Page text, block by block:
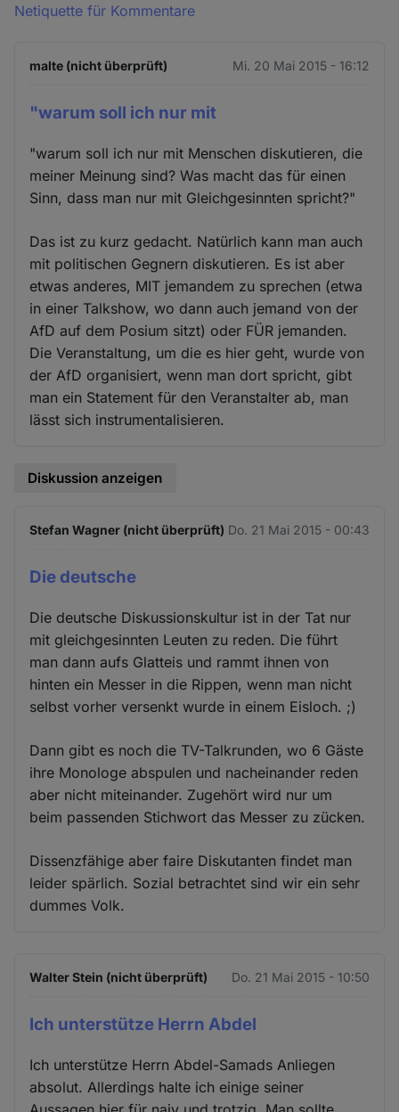
Netiquette für Kommentare
malte (nicht überprüft) Mi. 20 Mai 2015 - 16:12
"warum soll ich nur mit
"warum soll ich nur mit Menschen diskutieren, die
meiner Meinung sind? Was macht das für einen
Sinn, dass man nur mit Gleichgesinnten spricht?"
Das ist zu kurz gedacht. Natürlich kann man auch
mit politischen Gegnern diskutieren. Es ist aber
etwas anderes, MIT jemandem zu sprechen (etwa
in einer Talkshow, wo dann auch jemand von der
AfD auf dem Posium sitzt) oder FÜR jemanden.
Die Veranstaltung, um die es hier geht, wurde von
der AfD organisiert, wenn man dort spricht, gibt
man ein Statement für den Veranstalter ab, man
lässt sich instrumentalisieren.
Diskussion anzeigen
Stefan Wagner (nicht überprüft) Do. 21 Mai 2015 - 00:43
Die deutsche
Die deutsche Diskussionskultur ist in der Tat nur
mit gleichgesinnten Leuten zu reden. Die führt
man dann aufs Glatteis und rammt ihnen von
hinten ein Messer in die Rippen, wenn man nicht
selbst vorher versenkt wurde in einem Eisloch. ;)
Dann gibt es noch die TV-Talkrunden, wo 6 Gäste
ihre Monologe abspulen und nacheinander reden
aber nicht miteinander. Zugehört wird nur um
beim passenden Stichwort das Messer zu zücken.
Dissenzfähige aber faire Diskutanten findet man
leider spärlich. Sozial betrachtet sind wir ein sehr
dummes Volk.
Walter Stein (nicht überprüft) Do. 21 Mai 2015 - 10:50
Ich unterstütze Herrn Abdel
Ich unterstütze Herrn Abdel-Samads Anliegen
absolut. Allerdings halte ich einige seiner